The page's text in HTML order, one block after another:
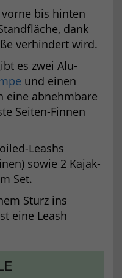
bis hinten
dank
verhindert wird.
es zwei Alu-
und einen
eine abnehmbare
Seiten-Finnen
Leashs
sowie 2 Kajak-
Set.
Sturz ins
eine Leash